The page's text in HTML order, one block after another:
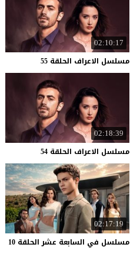
02:10:17
مسلسل الاعراف الحلقة 55
02:18:39
مسلسل الاعراف الحلقة 54
02:17:19
مسلسل في السابعة عشر الحلقة 10